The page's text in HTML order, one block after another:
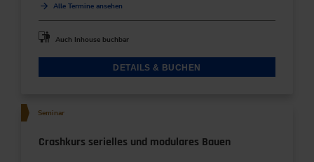
Alle Termine ansehen
Auch Inhouse buchbar
DETAILS & BUCHEN
Seminar
Crashkurs serielles und modulares Bauen